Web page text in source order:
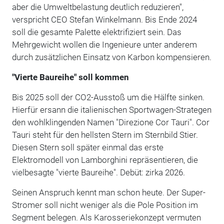
aber die Umweltbelastung deutlich reduzieren",
verspricht CEO Stefan Winkelmann. Bis Ende 2024
soll die gesamte Palette elektrifiziert sein. Das
Mehrgewicht wollen die Ingenieure unter anderem
durch zusätzlichen Einsatz von Karbon kompensieren.
"Vierte Baureihe" soll kommen
Bis 2025 soll der CO2-Ausstoß um die Hälfte sinken.
Hierfür ersann die italienischen Sportwagen-Strategen
den wohlklingenden Namen "Direzione Cor Tauri". Cor
Tauri steht für den hellsten Stern im Sternbild Stier.
Diesen Stern soll später einmal das erste
Elektromodell von Lamborghini repräsentieren, die
vielbesagte "vierte Baureihe". Debüt: zirka 2026.
Seinen Anspruch kennt man schon heute. Der Super-
Stromer soll nicht weniger als die Pole Position im
Segment belegen. Als Karosseriekonzept vermuten